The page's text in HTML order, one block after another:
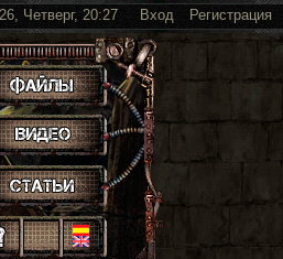
Вход Регистрация
Четверг, 20:27
. .